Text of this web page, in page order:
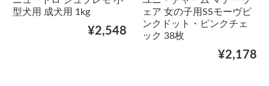
型犬用 成犬用 1kg
¥2,548
ェア 女の子用SSモーヴピ
ンクドット・ピンクチェ
ック 38枚
¥2,178